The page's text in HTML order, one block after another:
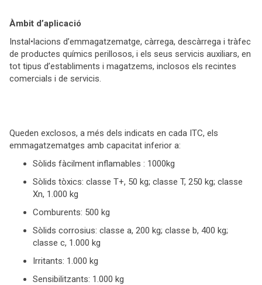
Àmbit d’aplicació
Instal•lacions d’emmagatzematge, càrrega, descàrrega i tràfec
de productes químics perillosos, i els seus servicis auxiliars, en
tot tipus d’establiments i magatzems, inclosos els recintes
comercials i de servicis.
Queden exclosos, a més dels indicats en cada ITC, els
emmagatzematges amb capacitat inferior a:
Sòlids fàcilment inflamables : 1000kg
Sòlids tòxics: classe T+, 50 kg; classe T, 250 kg; classe
Xn, 1.000 kg
Comburents: 500 kg
Sòlids corrosius: classe a, 200 kg; classe b, 400 kg;
classe c, 1.000 kg
Irritants: 1.000 kg
Sensibilitzants: 1.000 kg